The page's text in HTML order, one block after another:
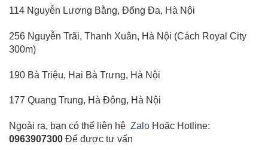
114 Nguyễn Lương Bằng, Đống Đa, Hà Nội
256 Nguyễn Trãi, Thanh Xuân, Hà Nội (Cách Royal City
300m)
190 Bà Triệu, Hai Bà Trưng, Hà Nội
177 Quang Trung, Hà Đông, Hà Nội
Ngoài ra, bạn có thể liên hệ Zalo Hoặc Hotline:
0963907300 Để được tư vấn